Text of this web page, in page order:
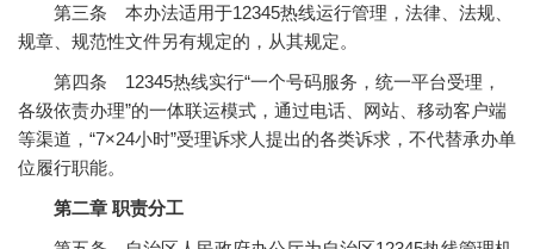
第三条 本办法适用于12345热线运行管理，法律、法规、
规章、规范性文件另有规定的，从其规定。
第四条 12345热线实行“一个号码服务，统一平台受理，
各级依责办理”的一体联运模式，通过电话、网站、移动客户端
等渠道，“7×24小时”受理诉求人提出的各类诉求，不代替承办单
位履行职能。
第二章 职责分工